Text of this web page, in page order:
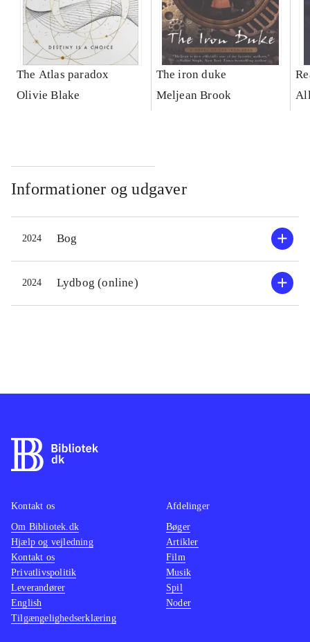
The Atlas paradox
Olivie Blake
The iron duke
Meljean Brook
Informationer og udgaver
2024 Bog
2024 Lydbog (online)
Kontakt os
Om Bibliotek.dk
Hjælp og vejledning
Kontakt os
Privatlivspolitik
Leverandører
English
Tilgængelighedserklæring
Afdelinger
Bøger
Artikler
Film
Musik
Spil
Noder